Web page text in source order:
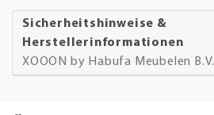
Sicherheitshinweise &
Herstellerinformationen
XOOON by Habufa Meubelen B.V.